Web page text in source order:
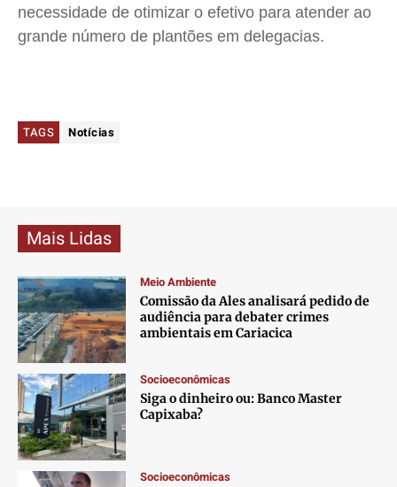
necessidade de otimizar o efetivo para atender ao
grande número de plantões em delegacias.
TAGS Notícias
Mais Lidas
Meio Ambiente
Comissão da Ales analisará pedido de
audiência para debater crimes
ambientais em Cariacica
Socioeconômicas
Siga o dinheiro ou: Banco Master
Capixaba?
Socioeconômicas